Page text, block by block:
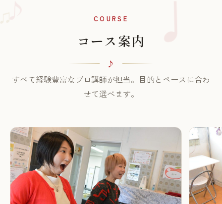
COURSE
コース案内
すべて経験豊富なプロ講師が担当。目的とペースに合わ
せて選べます。